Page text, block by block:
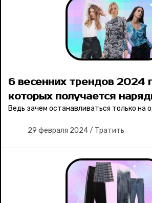
6 весенних трендов 2024
которых получается
Ведь зачем останавливаться только на
29 февраля 2024/ Тратить